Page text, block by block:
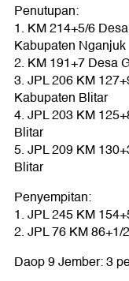
Penutupan:
1. KM 214+5/6
Kabupaten Nganjuk
2. KM 191+7 Desa
3. JPL 206 KM
Kabupaten Blitar
4. JPL 203 KM
Blitar
5. JPL 209 KM
Blitar
Penyempitan:
1. JPL 245 KM
2. JPL 76 KM
Daop 9 Jember: 3